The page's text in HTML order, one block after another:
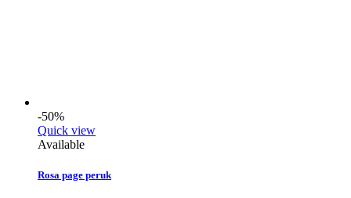
-50%
Quick view
Available
Rosa page peruk